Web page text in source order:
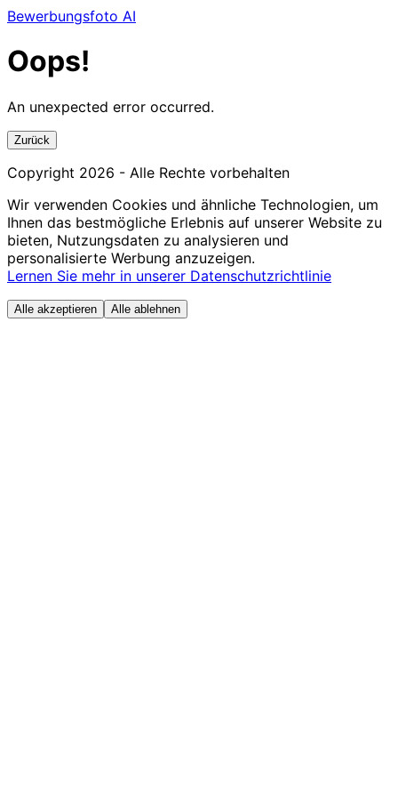
Bewerbungsfoto AI
Oops!
An unexpected error occurred.
Zurück
Copyright 2026 - Alle Rechte vorbehalten
Wir verwenden Cookies und ähnliche Technologien, um
Ihnen das bestmögliche Erlebnis auf unserer Website zu
bieten, Nutzungsdaten zu analysieren und
personalisierte Werbung anzuzeigen.
Lernen Sie mehr in unserer Datenschutzrichtlinie
Alle akzeptieren Alle ablehnen